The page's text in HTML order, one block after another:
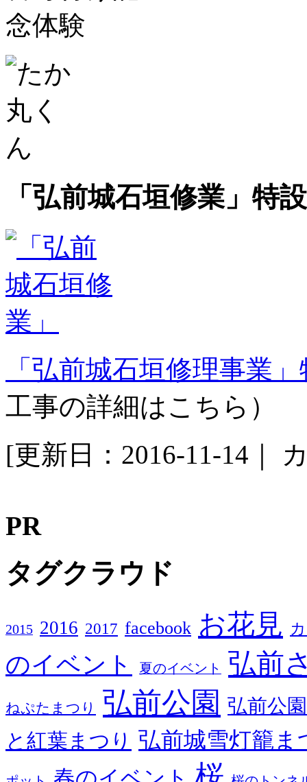
「弘前城石垣修業」特
「弘前城石垣修理事業
工事の詳細はこちら）
[更新日：2016-11-14｜
PR
タグクラウド
2015 2016 2017 facebook お花見
のイベント 夏のイベント 弘前
ねぷたまつり 弘前公園 弘前公
と紅葉まつり 弘前城雪灯籠ま
桜